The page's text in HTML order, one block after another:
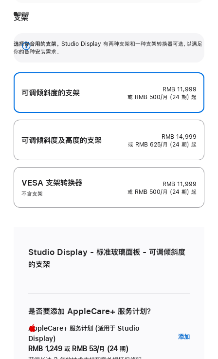
支架
选择你合用的支架。 Studio Display 有两种支架和一种支架转换器可选，以满足
你的各种安装需求。
展
可调倾斜度的支架
RMB 11,999
或 RMB 500/月 (24 期) 起
可调倾斜度及高‍度的支‍架
RMB 14,999
或 RMB 625/月 (24 期) 起
VESA 支架转换器
不含支架
RMB 11,999
或 RMB 500/月 (24 期) 起
Studio Display - 标准玻璃面板 - 可调倾斜度
的支架
是否要添加 AppleCare+ 服务计划？
AppleCare+ 服务计划 (适用于 Studio
Display)
RMB 1,249 或 RMB 53/月 (24 期)
添加